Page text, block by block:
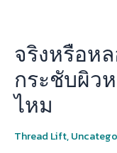
จริงหรือห
กระชับผิว
ไหม
Thread Lift,
ได้
จริง
ไหม